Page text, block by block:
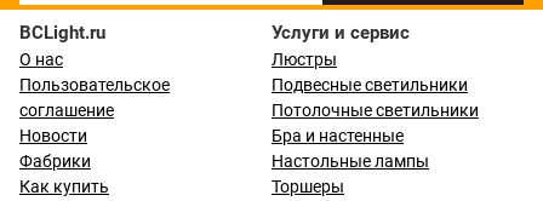
BCLight.ru
О нас
Пользовательское
соглашение
Новости
Фабрики
Как купить
Услуги и сервис
Люстры
Подвесные светильники
Потолочные светильники
Бра и настенные
Настольные лампы
Торшеры